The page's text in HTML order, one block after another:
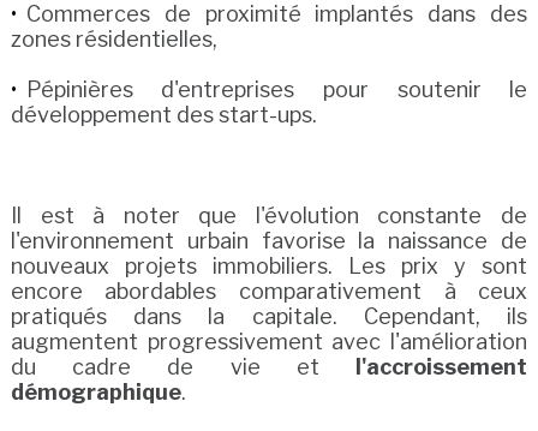
Commerces de proximité implantés dans des
zones résidentielles,
Pépinières d'entreprises pour soutenir le
développement des start-ups.
Il est à noter que l'évolution constante de
l'environnement urbain favorise la naissance de
nouveaux projets immobiliers. Les prix y sont
encore abordables comparativement à ceux
pratiqués dans la capitale. Cependant, ils
augmentent progressivement avec l'amélioration
du cadre de vie et
l'accroissement
démographique.